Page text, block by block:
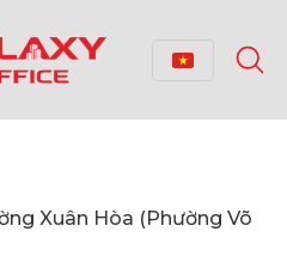
Xuân Hòa (Phường Võ